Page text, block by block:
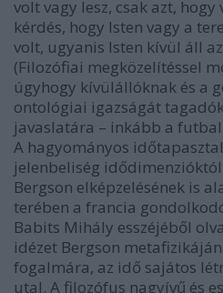
volt vagy lesz, csak azt,
kérdés, hogy Isten vagy a
volt, ugyanis Isten kívül áll
(Filozófiai megközelítéssel
úgyhogy kívülállóknak és a
ontológiai igazságát
javaslatára – inkább a
A hagyományos
jelenbeliség
Bergson elképzelésének is
terében a francia
Babits Mihály esszéjéből
idézet Bergson
fogalmára, az idő sajátos
utal. A filozófus nagyívű és